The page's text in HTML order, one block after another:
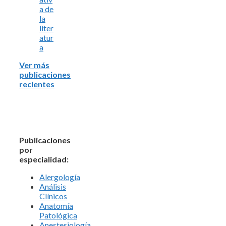
a de
la
liter
atur
a
Ver más
publicaciones
recientes
Publicaciones
por
especialidad:
Alergología
Análisis
Clínicos
Anatomía
Patológica